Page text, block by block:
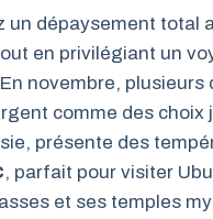
un dépaysement total
en privilégiant un
novembre, plusieurs
comme des choix
présente des
, parfait pour visiter
et ses temples